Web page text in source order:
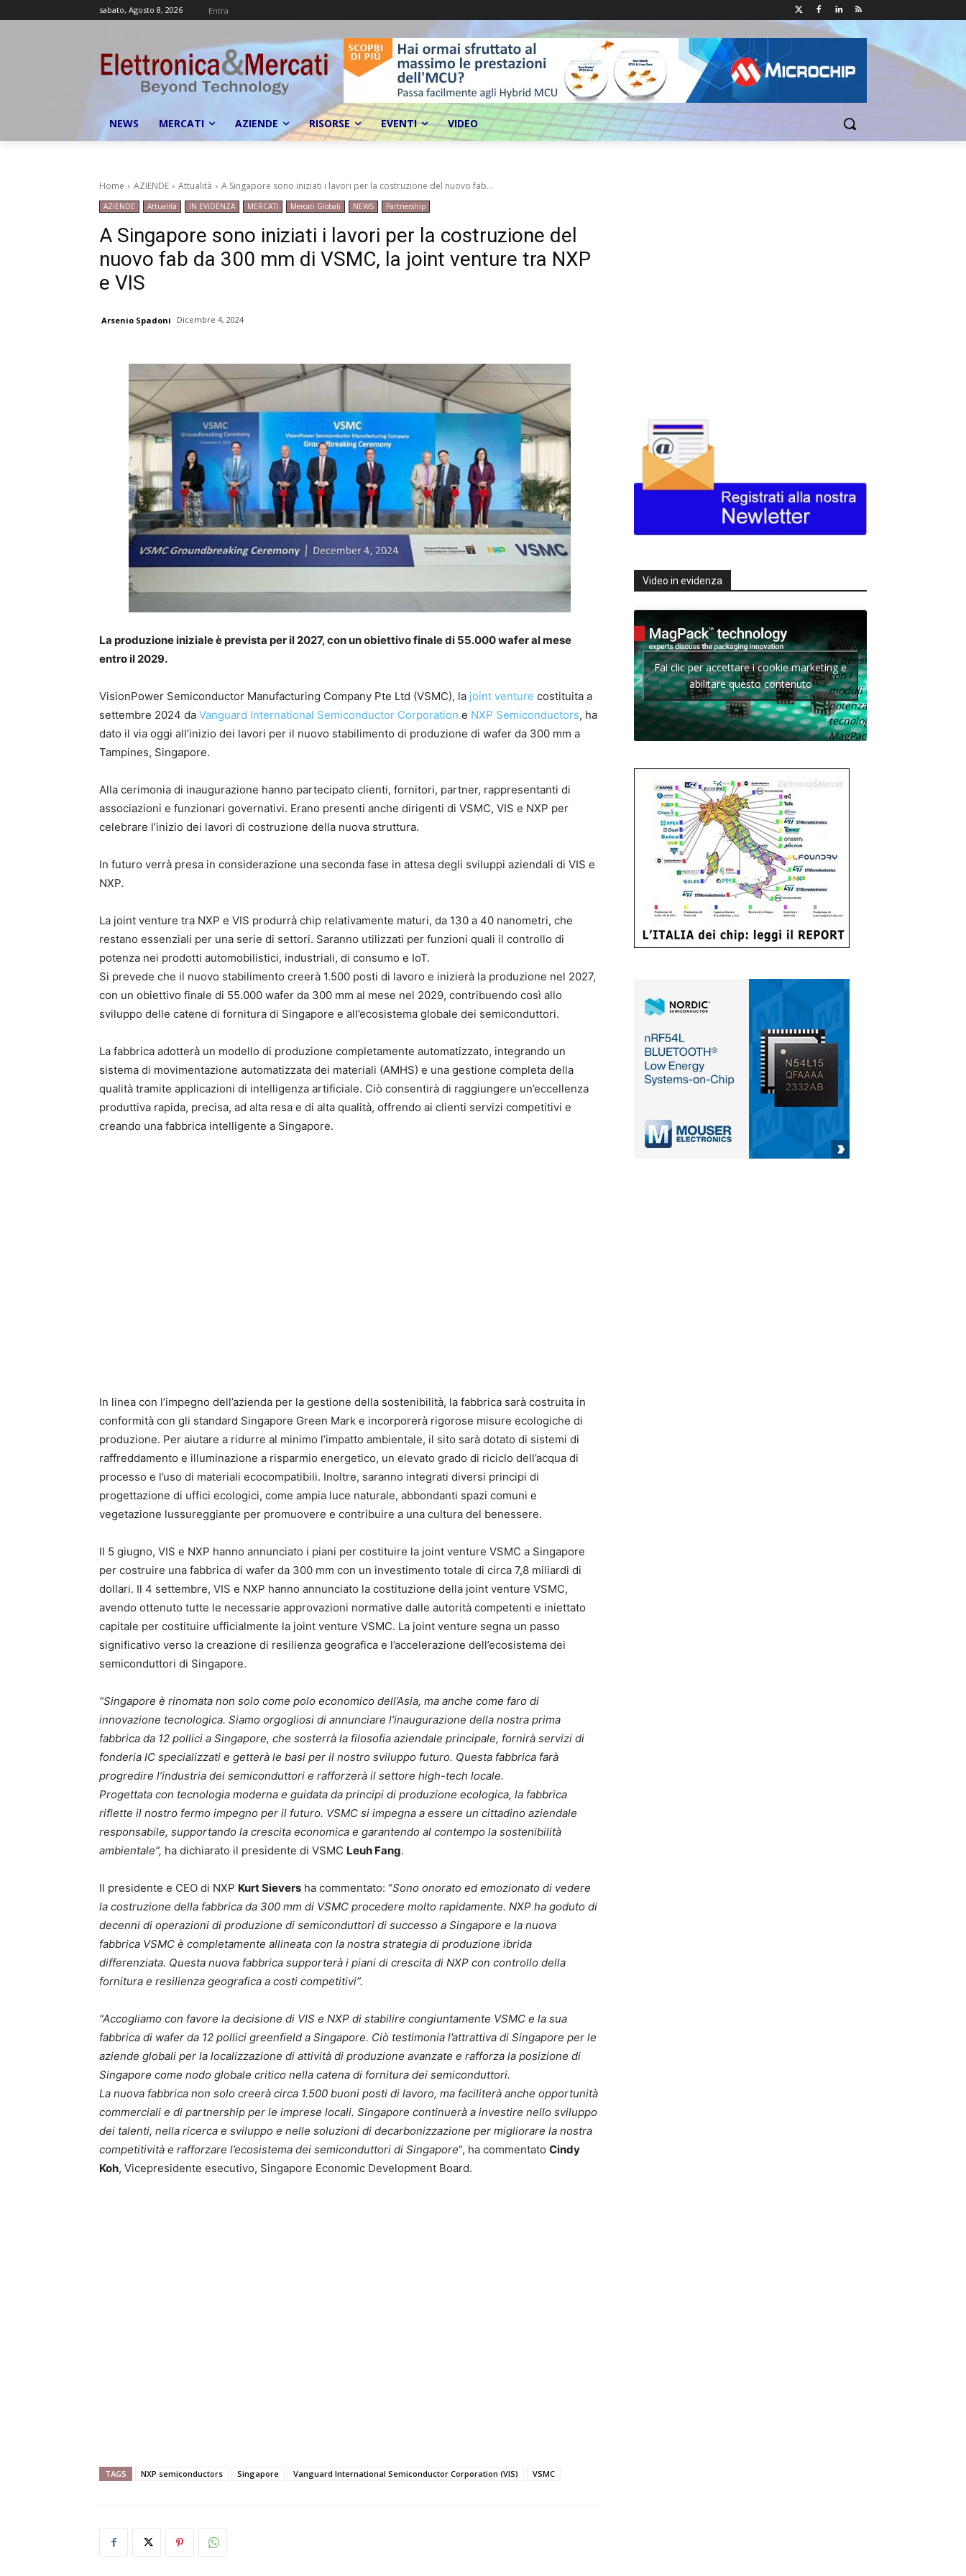
sabato, Agosto 8, 2026 Entra
NEWS MERCATI AZIENDE RISORSE EVENTI VIDEO
Home AZIENDE Attualità A Singapore sono iniziati i lavori per la costruzione del nuovo fab...
AZIENDE Attualità IN EVIDENZA MERCATI Mercati Globali NEWS Partnership
A Singapore sono iniziati i lavori per la costruzione del
nuovo fab da 300 mm di VSMC, la joint venture tra NXP
e VIS
Arsenio Spadoni Dicembre 4, 2024
La produzione iniziale è prevista per il 2027, con un obiettivo finale di 55.000 wafer al mese
entro il 2029.
VisionPower Semiconductor Manufacturing Company Pte Ltd (VSMC), la joint venture costituita a
settembre 2024 da Vanguard International Semiconductor Corporation e NXP Semiconductors, ha
dato il via oggi all’inizio dei lavori per il nuovo stabilimento di produzione di wafer da 300 mm a
Tampines, Singapore.
Alla cerimonia di inaugurazione hanno partecipato clienti, fornitori, partner, rappresentanti di
associazioni e funzionari governativi. Erano presenti anche dirigenti di VSMC, VIS e NXP per
celebrare l’inizio dei lavori di costruzione della nuova struttura.
In futuro verrà presa in considerazione una seconda fase in attesa degli sviluppi aziendali di VIS e
NXP.
La joint venture tra NXP e VIS produrrà chip relativamente maturi, da 130 a 40 nanometri, che
restano essenziali per una serie di settori. Saranno utilizzati per funzioni quali il controllo di
potenza nei prodotti automobilistici, industriali, di consumo e IoT.
Si prevede che il nuovo stabilimento creerà 1.500 posti di lavoro e inizierà la produzione nel 2027,
con un obiettivo finale di 55.000 wafer da 300 mm al mese nel 2029, contribuendo così allo
sviluppo delle catene di fornitura di Singapore e all’ecosistema globale dei semiconduttori.
La fabbrica adotterà un modello di produzione completamente automatizzato, integrando un
sistema di movimentazione automatizzata dei materiali (AMHS) e una gestione completa della
qualità tramite applicazioni di intelligenza artificiale. Ciò consentirà di raggiungere un’eccellenza
produttiva rapida, precisa, ad alta resa e di alta qualità, offrendo ai clienti servizi competitivi e
creando una fabbrica intelligente a Singapore.
In linea con l’impegno dell’azienda per la gestione della sostenibilità, la fabbrica sarà costruita in
conformità con gli standard Singapore Green Mark e incorporerà rigorose misure ecologiche di
produzione. Per aiutare a ridurre al minimo l’impatto ambientale, il sito sarà dotato di sistemi di
raffreddamento e illuminazione a risparmio energetico, un elevato grado di riciclo dell’acqua di
processo e l’uso di materiali ecocompatibili. Inoltre, saranno integrati diversi principi di
progettazione di uffici ecologici, come ampia luce naturale, abbondanti spazi comuni e
vegetazione lussureggiante per promuovere e contribuire a una cultura del benessere.
Il 5 giugno, VIS e NXP hanno annunciato i piani per costituire la joint venture VSMC a Singapore
per costruire una fabbrica di wafer da 300 mm con un investimento totale di circa 7,8 miliardi di
dollari. Il 4 settembre, VIS e NXP hanno annunciato la costituzione della joint venture VSMC,
avendo ottenuto tutte le necessarie approvazioni normative dalle autorità competenti e iniettato
capitale per costituire ufficialmente la joint venture VSMC. La joint venture segna un passo
significativo verso la creazione di resilienza geografica e l’accelerazione dell’ecosistema dei
semiconduttori di Singapore.
“Singapore è rinomata non solo come polo economico dell’Asia, ma anche come faro di
innovazione tecnologica. Siamo orgogliosi di annunciare l’inaugurazione della nostra prima
fabbrica da 12 pollici a Singapore, che sosterrà la filosofia aziendale principale, fornirà servizi di
fonderia IC specializzati e getterà le basi per il nostro sviluppo futuro. Questa fabbrica farà
progredire l’industria dei semiconduttori e rafforzerà il settore high-tech locale.
Progettata con tecnologia moderna e guidata da principi di produzione ecologica, la fabbrica
riflette il nostro fermo impegno per il futuro. VSMC si impegna a essere un cittadino aziendale
responsabile, supportando la crescita economica e garantendo al contempo la sostenibilità
ambientale”, ha dichiarato il presidente di VSMC Leuh Fang.
Il presidente e CEO di NXP Kurt Sievers ha commentato: “Sono onorato ed emozionato di vedere
la costruzione della fabbrica da 300 mm di VSMC procedere molto rapidamente. NXP ha goduto di
decenni di operazioni di produzione di semiconduttori di successo a Singapore e la nuova
fabbrica VSMC è completamente allineata con la nostra strategia di produzione ibrida
differenziata. Questa nuova fabbrica supporterà i piani di crescita di NXP con controllo della
fornitura e resilienza geografica a costi competitivi”.
“Accogliamo con favore la decisione di VIS e NXP di stabilire congiuntamente VSMC e la sua
fabbrica di wafer da 12 pollici greenfield a Singapore. Ciò testimonia l’attrattiva di Singapore per le
aziende globali per la localizzazione di attività di produzione avanzate e rafforza la posizione di
Singapore come nodo globale critico nella catena di fornitura dei semiconduttori.
La nuova fabbrica non solo creerà circa 1.500 buoni posti di lavoro, ma faciliterà anche opportunità
commerciali e di partnership per le imprese locali. Singapore continuerà a investire nello sviluppo
dei talenti, nella ricerca e sviluppo e nelle soluzioni di decarbonizzazione per migliorare la nostra
competitività e rafforzare l’ecosistema dei semiconduttori di Singapore“, ha commentato Cindy
Koh, Vicepresidente esecutivo, Singapore Economic Development Board.
TAGS NXP semiconductors Singapore Vanguard International Semiconductor Corporation (VIS) VSMC
Video in evidenza
Texas
raddoppia
la densità
con i
moduli di
potenza con
tecnologia
MagPack.
Fai clic per accettare i cookie marketing e
abilitare questo contenuto